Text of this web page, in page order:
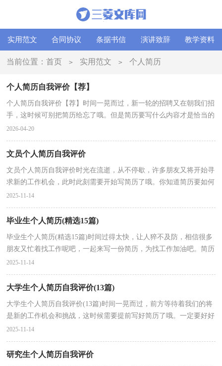
实用范文 合同协议 条据书信 演讲致辞 教学资料
当前位置：首页 > 实用范文 > 个人简历
个人简历自我评价【荐】
个人简历自我评价【荐】时间一晃而过，新一轮的招聘又在朝我们招
手，这时候可别把简历给忘了哦。但是简历要写什么内容才是恰当的
呢？下面是小编收集整理的个人简历自我评价，欢迎阅...
2026-04-20
文员个人简历自我评价
文员个人简历自我评价时光在流逝，从不停歇，许多朋友又将开始寻
求新的工作机会，此时此刻需要开始写简历了哦。你知道简历要如何
写吗？下面是小编帮大家整理的文员个人简历自我评价...
2025-11-14
毕业生个人简历(精选15篇)
毕业生个人简历(精选15篇)时间过得太快，让人猝不及防，相信很多
朋友又忙着找工作呢吧，一起来写一份简历，为找工作加油吧。简历
怎么写才不会千篇一律呢？下面是小编整理的毕业生个人...
2025-11-14
大学生个人简历自我评价(13篇)
大学生个人简历自我评价(13篇)时间一晃而过，前方等待着我们的将
是新的工作机会和挑战，这时候需要提前写好简历了哦。一定要好好
重视简历喔！以下是小编收集整理的大学生个人简历...
2025-11-14
研究生个人简历自我评价